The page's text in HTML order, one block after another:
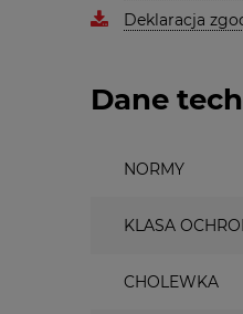
Deklaracja
Dane
NORMY
KLASA
CHOLEWKA